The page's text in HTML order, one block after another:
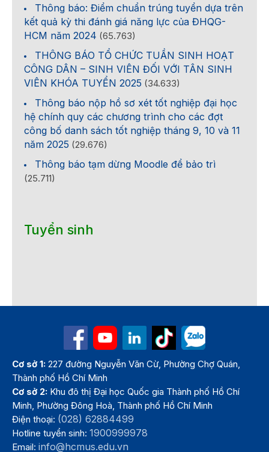
Thông báo: Điểm chuẩn trúng tuyển dựa trên
kết quả kỳ thi đánh giá năng lực của ĐHQG-
HCM năm 2024 (65.763)
THÔNG BÁO TỔ CHỨC TUẦN SINH HOẠT
CÔNG DÂN – SINH VIÊN ĐỐI VỚI TÂN SINH
VIÊN KHÓA TUYỂN 2025 (34.633)
Thông báo nộp hồ sơ xét tốt nghiệp đại học
hệ chính quy các chương trình cho các đợt
công bố danh sách tốt nghiệp tháng 9, 10 và 11
năm 2025 (29.676)
Thông báo tạm dừng Moodle để bảo trì
(25.711)
Tuyển sinh
Cơ sở 1: 227 đường Nguyễn Văn Cừ, Phường Chợ Quán,
Thành phố Hồ Chí Minh
Cơ sở 2: Khu đô thị Đại học Quốc gia Thành phố Hồ Chí
Minh, Phường Đông Hoà, Thành phố Hồ Chí Minh
Điện thoại: (028) 62884499
Hotline tuyển sinh:1900999978
Email:info@hcmus.edu.vn